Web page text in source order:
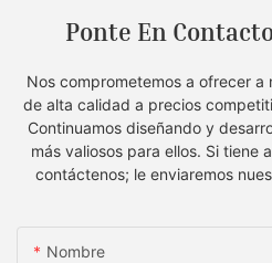
Ponte En
Nos comprometemos a ofrecer
de alta calidad a precios
Continuamos diseñando y
más valiosos para ellos. Si tiene
contáctenos; le enviaremos
Nombre